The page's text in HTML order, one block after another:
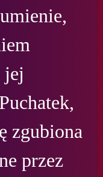
jej
zgubiona
przez